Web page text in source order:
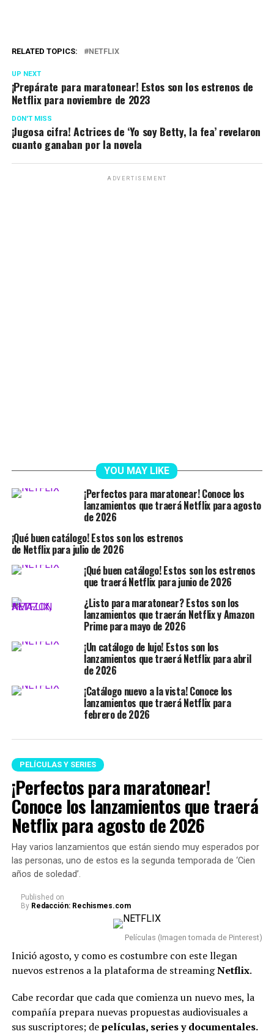
RELATED TOPICS: NETFLIX
UP NEXT
¡Prepárate para maratonear! Estos son los estrenos de
Netflix para noviembre de 2023
DON'T MISS
¡Jugosa cifra! Actrices de ‘Yo soy Betty, la fea’ revelaron
cuanto ganaban por la novela
ADVERTISEMENT
YOU MAY LIKE
¡Perfectos para maratonear! Conoce los
lanzamientos que traerá Netflix para agosto
de 2026
¡Qué buen catálogo! Estos son los estrenos
de Netflix para julio de 2026
¡Qué buen catálogo! Estos son los estrenos
que traerá Netflix para junio de 2026
¿Listo para maratonear? Estos son los
lanzamientos que traerán Netflix y Amazon
Prime para mayo de 2026
¡Un catálogo de lujo! Estos son los
lanzamientos que traerá Netflix para abril
de 2026
¡Catálogo nuevo a la vista! Conoce los
lanzamientos que traerá Netflix para
febrero de 2026
PELÍCULAS Y SERIES
¡Perfectos para maratonear!
Conoce los lanzamientos que traerá
Netflix para agosto de 2026
Hay varios lanzamientos que están siendo muy esperados por
las personas, uno de estos es la segunda temporada de ‘Cien
años de soledad’.
Published on
By Redacción: Rechismes.com
Películas (Imagen tomada de Pinterest)
Inició agosto, y como es costumbre con este llegan
nuevos estrenos a la plataforma de streamingNetflix.
Cabe recordar que cada que comienza un nuevo mes, la
compañía prepara nuevas propuestas audiovisuales a
sus suscriptores; depelículas, series y documentales.